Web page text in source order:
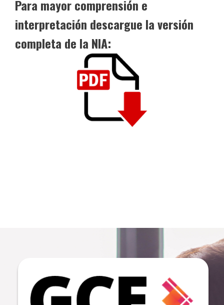
Para mayor comprensión e
interpretación descargue la versión
completa de la NIA: